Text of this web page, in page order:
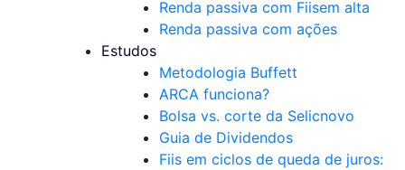
Renda passiva com Fiisem alta
Renda passiva com ações
Estudos
Metodologia Buffett
ARCA funciona?
Bolsa vs. corte da Selicnovo
Guia de Dividendos
Fiis em ciclos de queda de juros: